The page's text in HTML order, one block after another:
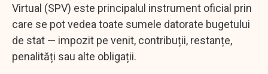
Virtual (SPV) este principalul instrument oficial prin
care se pot vedea toate sumele datorate bugetului
de stat — impozit pe venit, contribuții, restanțe,
penalități sau alte obligații.